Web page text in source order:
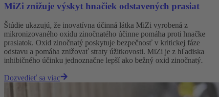
MiZi znižuje výskyt hnačiek odstavených prasiat
Štúdie ukazujú, že inovatívna účinná látka MiZi vyrobená z
mikronizovaného oxidu zinočnatého účinne pomáha proti hnačke
prasiatok. Oxid zinočnatý poskytuje bezpečnosť v kritickej fáze
odstavu a pomáha znižovať straty úžitkovosti. MiZi je z hľadiska
inhibičného účinku jednoznačne lepší ako bežný oxid zinočnatý.
Dozvedieť sa viac